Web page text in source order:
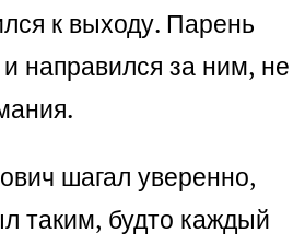
к выходу. Парень
и направился за ним, не
шагал уверенно,
таким, будто каждый